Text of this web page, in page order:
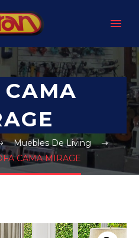
CAMA
Muebles De Living
CAMA MIRAGE